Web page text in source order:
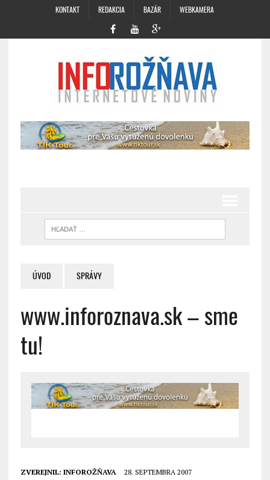
KONTAKT REDAKCIA BAZÁR WEBKAMERA
ÚVOD SPRÁVY
www.inforoznava.sk – sme
tu!
ZVEREJNIL: INFOROŽŇAVA 28. SEPTEMBRA 2007